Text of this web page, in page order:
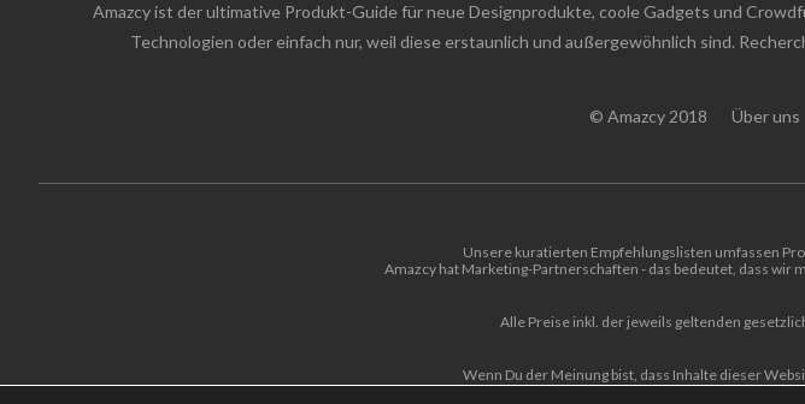
Amazcy ist der ultimative Produkt-Guide für neue Designprodukte, coole Gadgets und
Technologien oder einfach nur, weil diese erstaunlich und außergewöhnlich sind.
© Amazcy 2018 Über uns
Unsere kuratierten Empfehlungslisten umfassen
Amazcy hat Marketing-Partnerschaften - das bedeutet, dass
Alle Preise inkl. der jeweils geltenden
Wenn Du der Meinung bist, dass Inhalte dieser
Copyright-Richtlinien für Anweisungen zur